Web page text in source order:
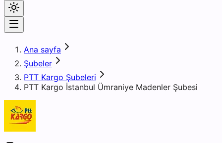
Ana sayfa
Şubeler
PTT Kargo Şubeleri
PTT Kargo İstanbul Ümraniye Madenler Şubesi